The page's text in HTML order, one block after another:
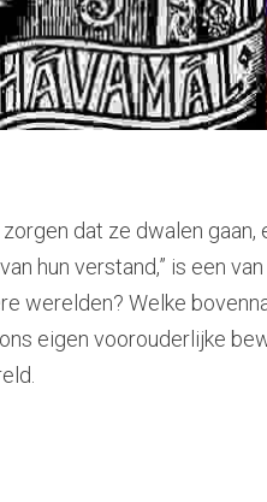
dat ze dwalen
hun verstand,” is een
werelden? Welke
eigen voorouderlijke